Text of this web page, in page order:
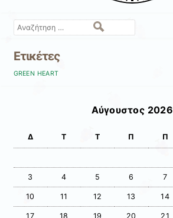
Αναζήτηση
Ετικέτες
GREEN HEART
Αύγουστος 2026
Δ Τ Τ Π Π
3 4 5 6 7
10 11 12 13 14
17 18 19 20 21